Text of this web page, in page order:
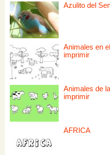
Azulito del
Animales en
imprimir
Animales de
imprimir
ÁFRICA